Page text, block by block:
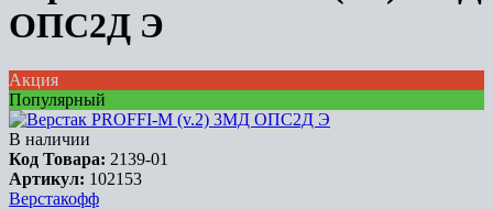
ОПС2Д Э
Акция
Популярный
В наличии
Код Товара: 2139-01
Артикул: 102153
Верстакофф